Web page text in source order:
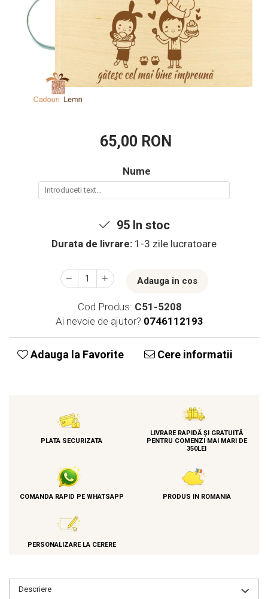
65,00 RON
Nume
95In stoc
Durata de livrare: 1-3 zile lucratoare
Adauga in cos
Cod Produs: C51-5208
Ai nevoie de ajutor? 0746112193
Adauga la Favorite Cere informatii
PLATA SECURIZATA
LIVRARE RAPIDĂ ȘI GRATUITĂ
PENTRU COMENZI MAI MARI DE
350LEI
COMANDA RAPID PE WHATSAPP PRODUS IN ROMANIA
PERSONALIZARE LA CERERE
Descriere